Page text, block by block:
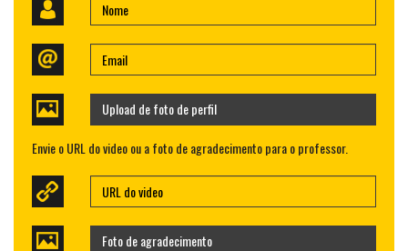
Upload de foto de perfil
Envie o URL do video ou a foto de agradecimento para o professor.
Foto de agradecimento